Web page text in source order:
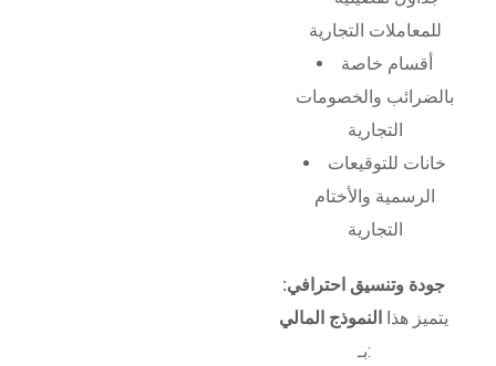
للمعاملات التجارية
أقسام خاصة
بالضرائب والخصومات
التجارية
خانات للتوقيعات
الرسمية والأختام
التجارية
جودة وتنسيق احترافي:
يتميز هذا
النموذج المالي
بـ: